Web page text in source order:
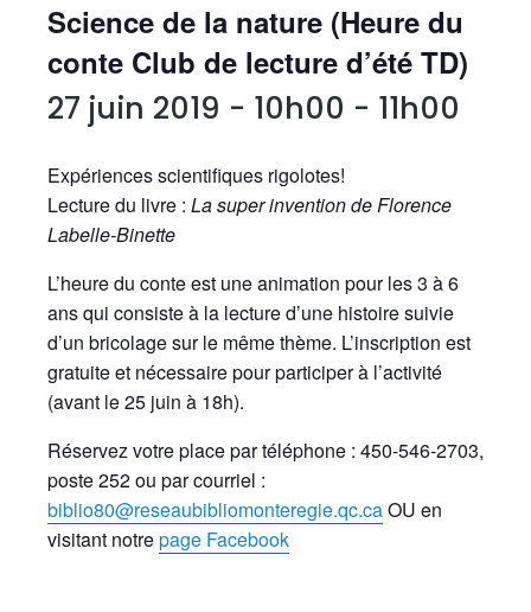
Science de la nature (Heure du
conte Club de lecture d’été TD)
27 juin 2019 - 10h00 - 11h00
Expériences scientifiques rigolotes!
Lecture du livre : La super invention de Florence
Labelle-Binette
L’heure du conte est une animation pour les 3 à 6
ans qui consiste à la lecture d’une histoire suivie
d’un bricolage sur le même thème. L’inscription est
gratuite et nécessaire pour participer à l’activité
(avant le 25 juin à 18h).
Réservez votre place par téléphone : 450-546-2703,
poste 252 ou par courriel :
biblio80@reseaubibliomonteregie.qc.caOU en
visitant notrepage Facebook